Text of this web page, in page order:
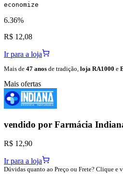
economize
6.36%
R$ 12,08
Ir para a loja
Mais de 47 anos de tradição, loja RA1000 e
Mais ofertas
vendido por Farmácia
R$ 12,90
Ir para a loja
Dúvidas quanto ao Preço ou Frete? Clique e